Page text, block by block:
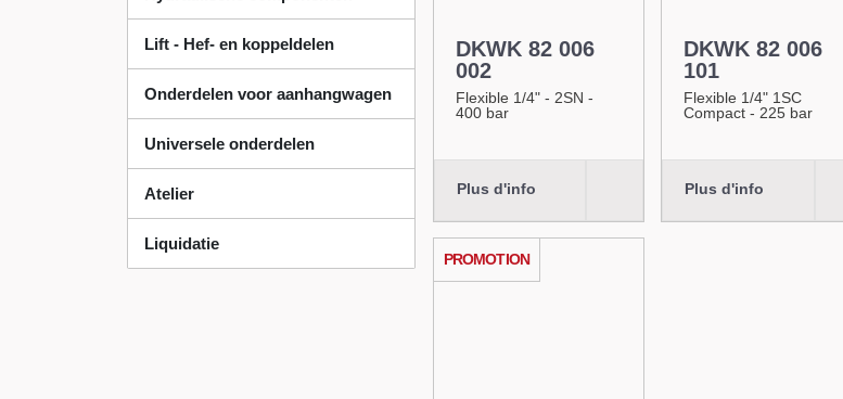
Lift - Hef- en koppeldelen
Onderdelen voor
aanhangwagen
Universele onderdelen
Atelier
Liquidatie
DKWK 82 006
002
Flexible 1/4" - 2SN -
400 bar
Plus d'info
DKWK 82 006
101
Flexible 1/4" 1SC
Compact - 225 bar
Plus d'info
PROMOTION